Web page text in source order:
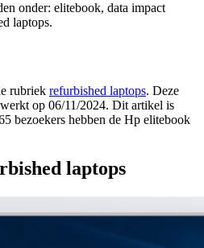
onder: elitebook, data impact
laptops.
rubriek refurbished laptops. Deze
op 06/11/2024. Dit artikel is
bezoekers hebben de Hp elitebook
laptops